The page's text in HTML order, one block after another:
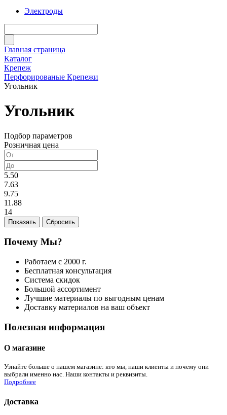
Электроды
Главная страница
Каталог
Крепеж
Перфорированые Крепежи
Угольник
Угольник
Подбор параметров
Розничная цена
5.50
7.63
9.75
11.88
14
Почему Мы?
Работаем с 2000 г.
Бесплатная консультация
Система скидок
Большой ассортимент
Лучшие материалы по выгодным ценам
Доставку материалов на ваш объект
Полезная информация
О магазине
Узнайте больше о нашем магазине: кто мы, наши клиенты и почему они
выбрали именно нас. Наши контакты и реквизиты.
Подробнее
Доставка